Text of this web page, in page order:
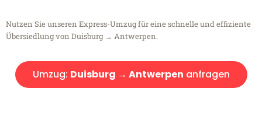
Nutzen Sie unseren Express-Umzug für eine schnelle und effiziente
Übersiedlung von Duisburg → Antwerpen.
Umzug: Duisburg → Antwerpen anfragen